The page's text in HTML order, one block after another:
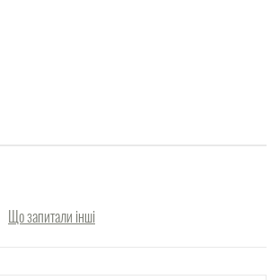
Що запитали інші